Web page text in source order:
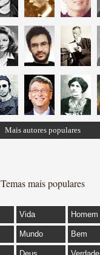
Mais autores populares
Temas mais populares
Vida Homem
Mundo Bem